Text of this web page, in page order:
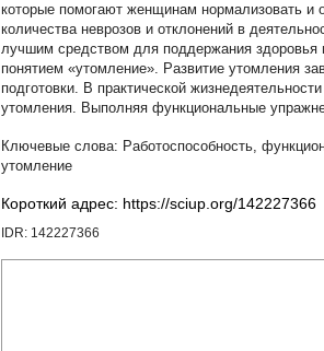
которые помогают женщинам нормализовать и
количества неврозов и отклонений в
лучшим средством для поддержания здоровья
понятием «утомление». Развитие утомления
подготовки. В практической
утомления. Выполняя функциональные
Работоспособность,
утомление
Короткий адрес: https://sciup.org/142227366
IDR: 142227366